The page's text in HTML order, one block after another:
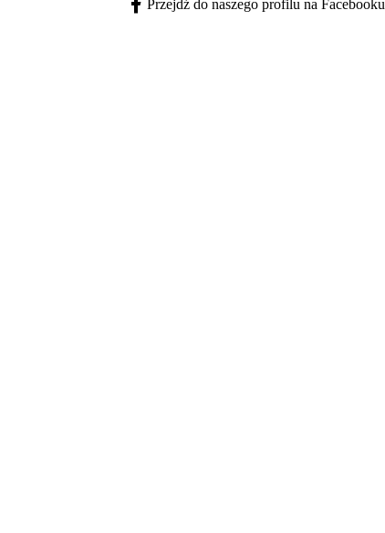
Facebook - otwiera się w nowej karcie
Przejdź do naszego profilu na Facebooku